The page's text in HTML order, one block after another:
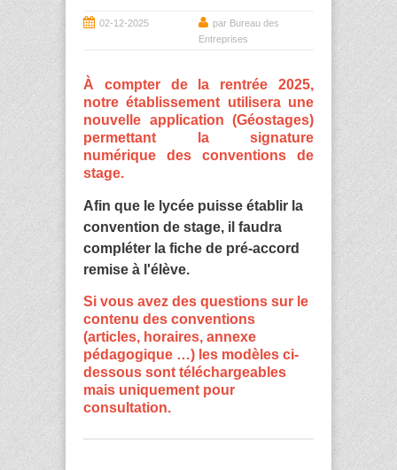
02-12-2025
par Bureau des
Entreprises
À compter de la rentrée 2025,
notre établissement utilisera une
nouvelle application (Géostages)
permettant la signature
numérique des conventions de
stage.
Afin que le lycée puisse établir la
convention de stage, il faudra
compléter la fiche de pré-accord
remise à l'élève.
Si vous avez des questions sur le
contenu des conventions
(articles, horaires, annexe
pédagogique …) les modèles ci-
dessous sont téléchargeables
mais uniquement pour
consultation.